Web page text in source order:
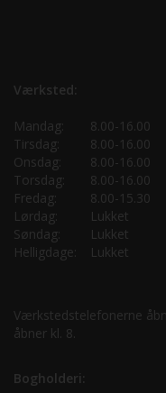
Værksted:
Mandag:
8.00-16.00
Tirsdag:
8.00-16.00
Onsdag:
8.00-16.00
Torsdag:
8.00-16.00
Fredag:
8.00-15.30
Lørdag:
Lukket
Søndag:
Lukket
Helligdage:
Lukket
Værkstedstelefonerne
åbner kl. 8.
Bogholderi: